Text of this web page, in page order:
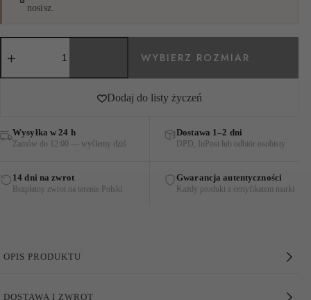
nosisz.
ilość
SPODNIE
LNIANE
Z
Dodaj do listy życzeń
Wysyłka w 24 h
Zamów do 12:00 — wyślemy dziś
Dostawa 1–2 dni
DPD, InPost lub odbiór osobisty
14 dni na zwrot
Bezpłatny zwrot na terenie Polski
Gwarancja autentyczności
Każdy produkt z certyfikatem marki
OPIS PRODUKTU
DOSTAWA I ZWROT